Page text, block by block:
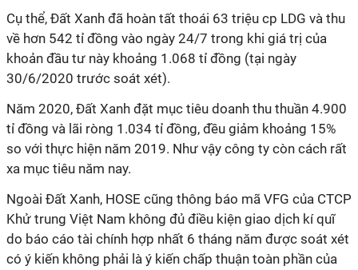
Cụ thể, Đất Xanh đã hoàn tất thoái 63 triệu cp LDG và thu
về hơn 542 tỉ đồng vào ngày 24/7 trong khi giá trị của
khoản đầu tư này khoảng 1.068 tỉ đồng (tại ngày
30/6/2020 trước soát xét).
Năm 2020, Đất Xanh đặt mục tiêu doanh thu thuần 4.900
tỉ đồng và lãi ròng 1.034 tỉ đồng, đều giảm khoảng 15%
so với thực hiện năm 2019. Như vậy công ty còn cách rất
xa mục tiêu năm nay.
Ngoài Đất Xanh, HOSE cũng thông báo mã VFG của CTCP
Khử trung Việt Nam không đủ điều kiện giao dịch kí quĩ
do báo cáo tài chính hợp nhất 6 tháng năm được soát xét
có ý kiến không phải là ý kiến chấp thuận toàn phần của